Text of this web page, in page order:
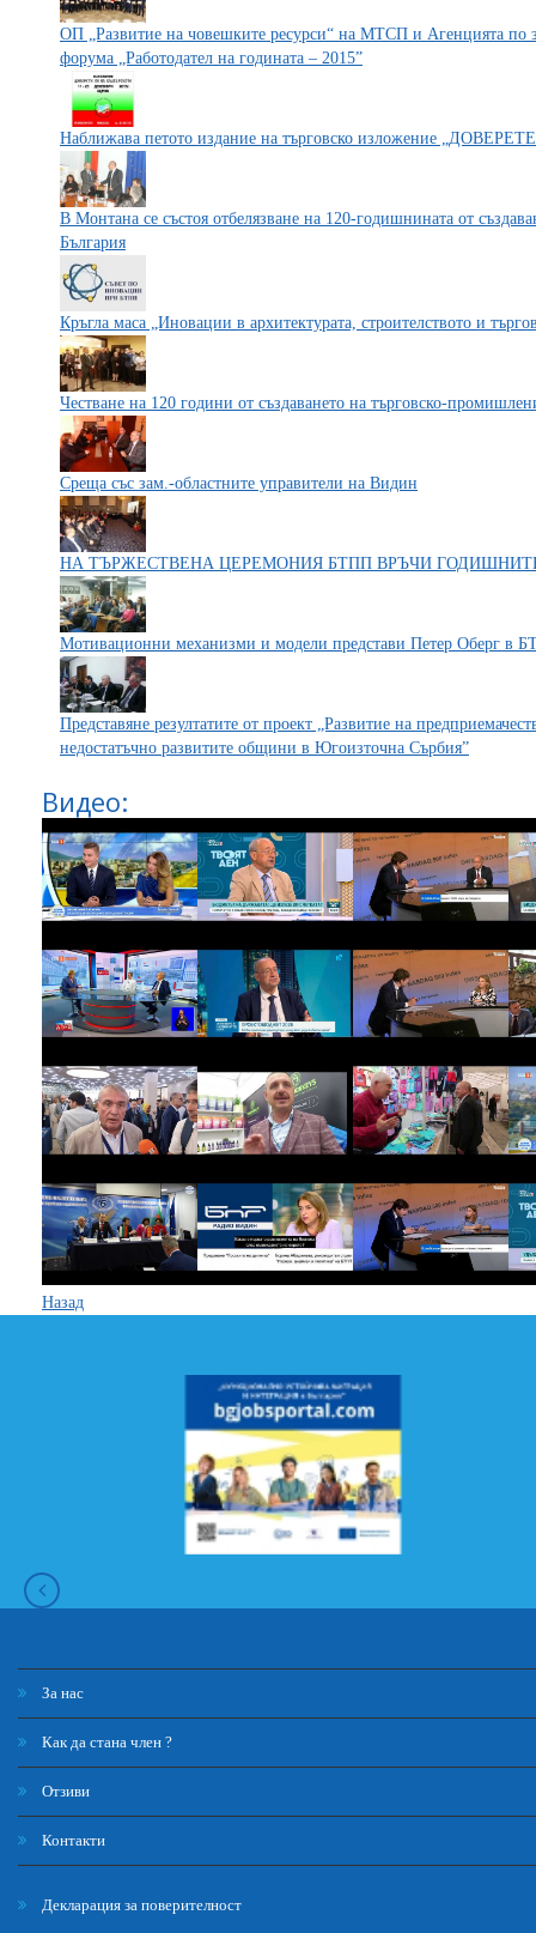
ОП „Развитие на човешките ресурси“ на МТСП и Агенцията по
форума „Работодател на годината – 2015”
Наближава петото издание на търговско изложение
В Монтана се състоя отбелязване на 120-годишнината от
България
Кръгла маса „Иновации в архитектурата, строителството и
Честване на 120 години от създаването на търговско-
Среща със зам.-областните управители на Видин
НА ТЪРЖЕСТВЕНА ЦЕРЕМОНИЯ БТПП ВРЪЧИ
Мотивационни механизми и модели представи Петер Оберг в
Представяне резултатите от проект „Развитие на
недостатъчно развитите общини в Югоизточна Сърбия”
Видео:
Назад
За нас
Как да стана член ?
Отзиви
Контакти
Декларация за поверителност